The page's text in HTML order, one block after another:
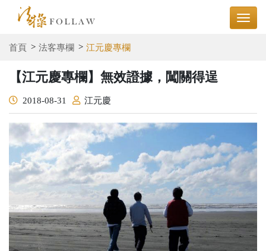
首頁 法客專欄 江元慶專欄
【江元慶專欄】無效證據，闖關得逞
2018-08-31 江元慶